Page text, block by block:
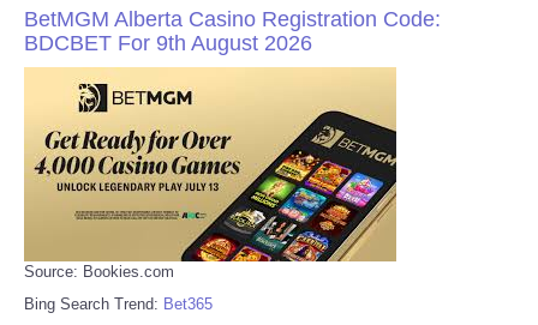
BetMGM Alberta Casino Registration Code:
BDCBET For 9th August 2026
Source: Bookies.com
Bing Search Trend: Bet365